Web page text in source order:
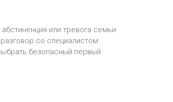
или тревога семьи
со специалистом:
безопасный первый